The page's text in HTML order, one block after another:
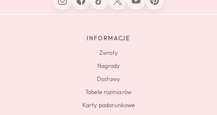
INFORMACJE
Zwroty
Nagrody
Dostawy
Tabele rozmiarów
Karty podarunkowe